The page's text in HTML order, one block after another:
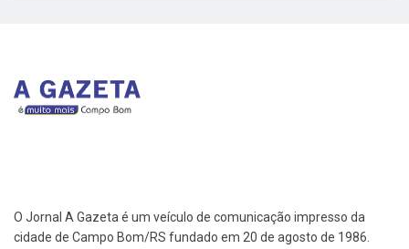
O Jornal A Gazeta é um veículo de comunicação impresso da
cidade de Campo Bom/RS fundado em 20 de agosto de 1986.